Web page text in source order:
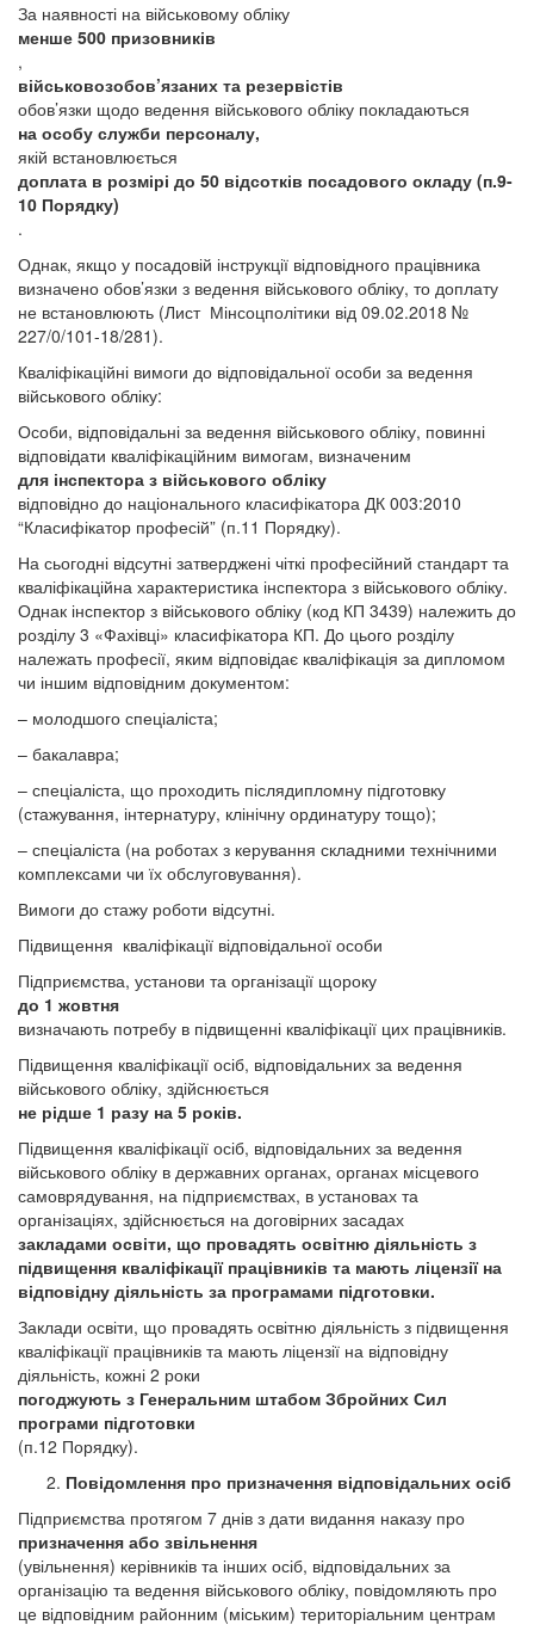
За наявності на військовому обліку
менше 500 призовників
,
військовозобов’язаних та резервістів
обов’язки щодо ведення військового обліку покладаються
на особу служби персоналу,
якій встановлюється
доплата в розмірі до 50 відсотків посадового окладу (п.9-
10 Порядку)
.
Однак, якщо у посадовій інструкції відповідного працівника
визначено обов’язки з ведення військового обліку, то доплату
не встановлюють (Лист Мінсоцполітики від 09.02.2018 №
227/0/101-18/281).
Кваліфікаційні вимоги до відповідальної особи за ведення
військового обліку:
Особи, відповідальні за ведення військового обліку, повинні
відповідати кваліфікаційним вимогам, визначеним
для інспектора з військового обліку
відповідно до національного класифікатора ДК 003:2010
“Класифікатор професій” (п.11 Порядку).
На сьогодні відсутні затверджені чіткі професійний стандарт та
кваліфікаційна характеристика інспектора з військового обліку.
Однак інспектор з військового обліку (код КП 3439) належить до
розділу 3 «Фахівці» класифікатора КП. До цього розділу
належать професії, яким відповідає кваліфікація за дипломом
чи іншим відповідним документом:
– молодшого спеціаліста;
– бакалавра;
– спеціаліста, що проходить післядипломну підготовку
(стажування, інтернатуру, клінічну ординатуру тощо);
– спеціаліста (на роботах з керування складними технічними
комплексами чи їх обслуговування).
Вимоги до стажу роботи відсутні.
Підвищення кваліфікації відповідальної особи
Підприємства, установи та організації щороку
до 1 жовтня
визначають потребу в підвищенні кваліфікації цих працівників.
Підвищення кваліфікації осіб, відповідальних за ведення
військового обліку, здійснюється
не рідше 1 разу на 5 років.
Підвищення кваліфікації осіб, відповідальних за ведення
військового обліку в державних органах, органах місцевого
самоврядування, на підприємствах, в установах та
організаціях, здійснюється на договірних засадах
закладами освіти, що провадять освітню діяльність з
підвищення кваліфікації працівників та мають ліцензії на
відповідну діяльність за програмами підготовки.
Заклади освіти, що провадять освітню діяльність з підвищення
кваліфікації працівників та мають ліцензії на відповідну
діяльність, кожні 2 роки
погоджують з Генеральним штабом Збройних Сил
програми підготовки
(п.12 Порядку).
Повідомлення про призначення відповідальних осіб
Підприємства протягом 7 днів з дати видання наказу про
призначення або звільнення
(увільнення) керівників та інших осіб, відповідальних за
організацію та ведення військового обліку, повідомляють про
це відповідним районним (міським) територіальним центрам